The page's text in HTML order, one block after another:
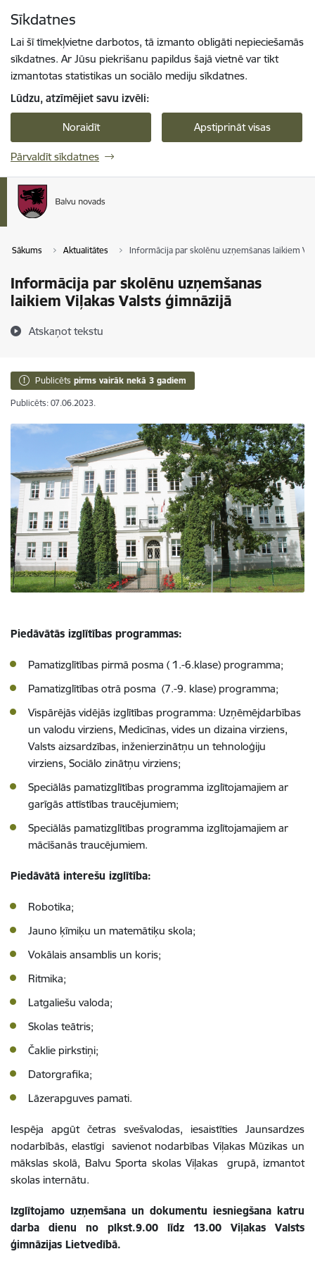
Sīkdatnes
Lai šī tīmekļvietne darbotos, tā izmanto obligāti nepieciešamās
sīkdatnes. Ar Jūsu piekrišanu papildus šajā vietnē var tikt
izmantotas statistikas un sociālo mediju sīkdatnes.
Lūdzu, atzīmējiet savu izvēli:
Noraidīt Apstiprināt visas
Pārvaldīt sīkdatnes
Sākums Aktualitātes Informācija par skolēnu uzņemšanas laikiem
Informācija par skolēnu uzņemšanas
laikiem Viļakas Valsts ģimnāzijā
Atskaņot tekstu
Publicēts pirms vairāk nekā 3 gadiem
Publicēts: 07.06.2023.
Piedāvātās izglītības programmas:
Pamatizglītības pirmā posma ( 1.-6.klase) programma;
Pamatizglītības otrā posma (7.-9. klase) programma;
Vispārējās vidējās izglītības programma: Uzņēmējdarbības
un valodu virziens, Medicīnas, vides un dizaina virziens,
Valsts aizsardzības, inženierzinātņu un tehnoloģiju
virziens, Sociālo zinātņu virziens;
Speciālās pamatizglītības programma izglītojamajiem ar
garīgās attīstības traucējumiem;
Speciālās pamatizglītības programma izglītojamajiem ar
mācīšanās traucējumiem.
Piedāvātā interešu izglītība:
Robotika;
Jauno ķīmiķu un matemātiķu skola;
Vokālais ansamblis un koris;
Ritmika;
Latgaliešu valoda;
Skolas teātris;
Čaklie pirkstiņi;
Datorgrafika;
Lāzerapguves pamati.
Iespēja apgūt četras svešvalodas, iesaistīties Jaunsardzes
nodarbībās, elastīgi savienot nodarbības Viļakas Mūzikas un
mākslas skolā, Balvu Sporta skolas Viļakas grupā, izmantot
skolas internātu.
Izglītojamo uzņemšana un dokumentu iesniegšana katru
darba dienu no plkst.9.00 līdz 13.00 Viļakas Valsts
ģimnāzijas Lietvedībā.